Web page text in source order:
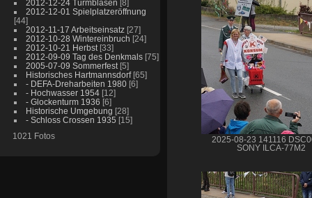
2012-12-24 Turmblasen [8]
2012-12-01 Spielplatzeröffnung
[44]
2012-11-17 Arbeitseinsatz [27]
2012-10-28 Wintereinbruch [24]
2012-10-21 Herbst [33]
2012-09-09 Tag des Denkmals [75]
2005-07-09 Sommerfest [5]
Historisches Hartmannsdorf [65]
- DEFA-Dreharbeiten 1980 [6]
- Hochwasser 1954 [12]
- Glockenturm 1936 [6]
Historische Umgebung [28]
- Schloss Crossen 1935 [15]
1021 Fotos
2025-08-23 141116
SONY ILCA-77M2